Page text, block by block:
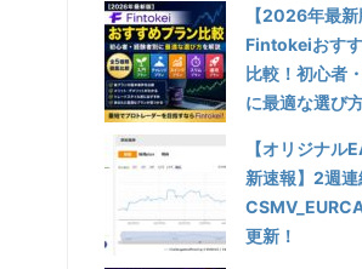
【2026年最新
Fintokeiおす
比較！初心者
に最適な選び
【オリジナル
新速報】2週
更新！